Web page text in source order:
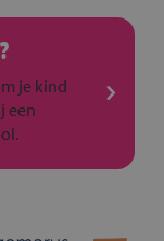
je kind
een